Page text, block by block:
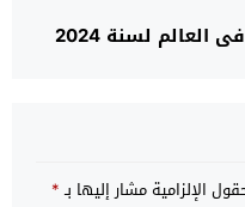
لسنة 2024
الإلزامية مشار إليها بـ*